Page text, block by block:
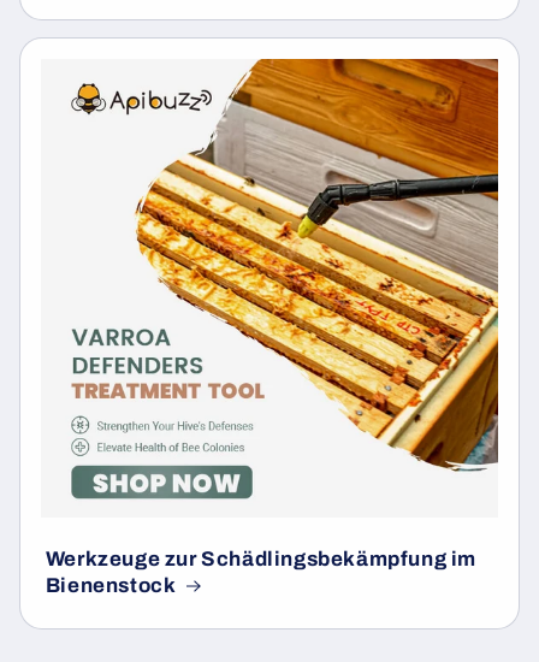
Werkzeuge zur Schädlingsbekämpfung im
Bienenstock